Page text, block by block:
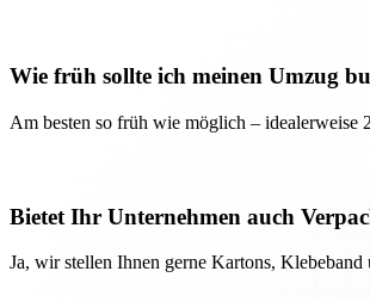
Wie früh sollte ich meinen Umzug
Am besten so früh wie möglich – idealerweise
Bietet Ihr Unternehmen auch
Ja, wir stellen Ihnen gerne Kartons,